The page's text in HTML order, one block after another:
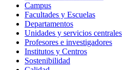
Campus
Facultades y Escuelas
Departamentos
Unidades y servicios centrales
Profesores e investigadores
Institutos y Centros
Sostenibilidad